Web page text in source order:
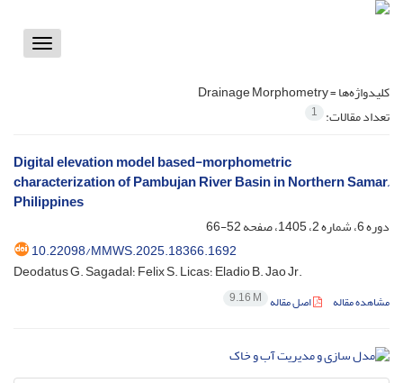
Toggle
کلیدواژه‌ها =Drainage Morphometry
تعداد مقالات: 1
Digital elevation model based-morphometric
characterization of Pambujan River Basin in Northern Samar,
Philippines
دوره 6، شماره 2، 1405، صفحه
52-66
10.22098/MMWS.2025.18366.1692
Deodatus G. Sagadal؛ Felix S. Licas؛ Eladio B. Jao Jr.
مشاهده مقاله اصل مقاله 9.16 M